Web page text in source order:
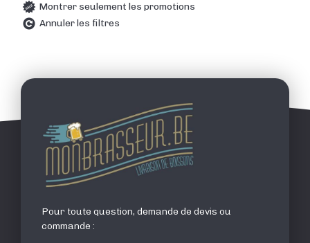
Montrer seulement les promotions
Annuler les filtres
Pour toute question, demande de devis ou
commande :